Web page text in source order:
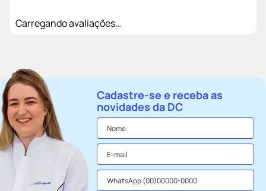
Carregando avaliações…
Cadastre-se e receba as
novidades da DC